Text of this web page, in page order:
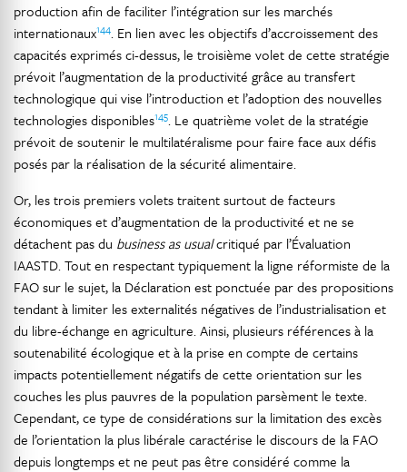
production afin de faciliter l’intégration sur les marchés
internationaux144. En lien avec les objectifs d’accroissement des
capacités exprimés ci-dessus, le troisième volet de cette stratégie
prévoit l’augmentation de la productivité grâce au transfert
technologique qui vise l’introduction et l’adoption des nouvelles
technologies disponibles145. Le quatrième volet de la stratégie
prévoit de soutenir le multilatéralisme pour faire face aux défis
posés par la réalisation de la sécurité alimentaire.
Or, les trois premiers volets traitent surtout de facteurs
économiques et d’augmentation de la productivité et ne se
détachent pas du business as usualcritiqué par l’Évaluation
IAASTD. Tout en respectant typiquement la ligne réformiste de la
FAO sur le sujet, la Déclaration est ponctuée par des propositions
tendant à limiter les externalités négatives de l’industrialisation et
du libre-échange en agriculture. Ainsi, plusieurs références à la
soutenabilité écologique et à la prise en compte de certains
impacts potentiellement négatifs de cette orientation sur les
couches les plus pauvres de la population parsèment le texte.
Cependant, ce type de considérations sur la limitation des excès
de l’orientation la plus libérale caractérise le discours de la FAO
depuis longtemps et ne peut pas être considéré comme la